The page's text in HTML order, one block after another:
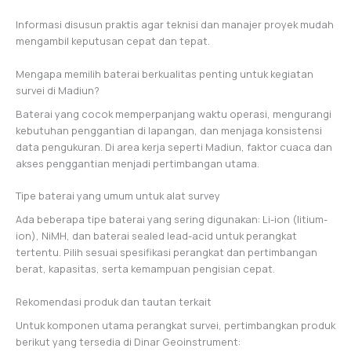
Informasi disusun praktis agar teknisi dan manajer proyek mudah
mengambil keputusan cepat dan tepat.
Mengapa memilih baterai berkualitas penting untuk kegiatan
survei di Madiun?
Baterai yang cocok memperpanjang waktu operasi, mengurangi
kebutuhan penggantian di lapangan, dan menjaga konsistensi
data pengukuran. Di area kerja seperti Madiun, faktor cuaca dan
akses penggantian menjadi pertimbangan utama.
Tipe baterai yang umum untuk alat survey
Ada beberapa tipe baterai yang sering digunakan: Li-ion (litium-
ion), NiMH, dan baterai sealed lead-acid untuk perangkat
tertentu. Pilih sesuai spesifikasi perangkat dan pertimbangan
berat, kapasitas, serta kemampuan pengisian cepat.
Rekomendasi produk dan tautan terkait
Untuk komponen utama perangkat survei, pertimbangkan produk
berikut yang tersedia di Dinar Geoinstrument: